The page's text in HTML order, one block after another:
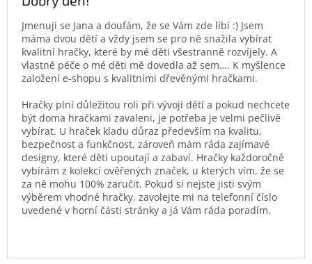
Jmenuji se Jana a doufám, že se Vám zde líbí :) Jsem
máma dvou dětí a vždy jsem se pro ně snažila vybírat
kvalitní hračky, které by mé děti všestranně rozvíjely. A
vlastně péče o mé děti mě dovedla až sem…. K myšlence
založení e-shopu s kvalitními dřevěnými hračkami.
Hračky plní důležitou roli při vývoji dětí a pokud nechcete
být doma hračkami zavaleni, je potřeba je velmi pečlivě
vybírat. U hraček kladu důraz především na kvalitu,
bezpečnost a funkčnost, zároveň mám ráda zajímavé
designy, které děti upoutají a zabaví. Hračky každoročně
vybírám z kolekcí ověřených značek, u kterých vím, že se
za ně mohu 100% zaručit. Pokud si nejste jisti svým
výběrem vhodné hračky, zavolejte mi na telefonní číslo
uvedené v horní části stránky a já Vám ráda poradím.